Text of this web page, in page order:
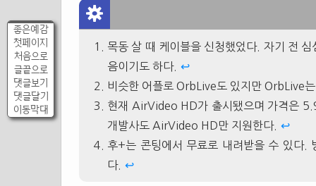
좋은예감
첫페이지
처음으로
글끝으로
댓글보기
댓글달기
이동막대
목동 살 때 케이블을 신청했었다. 자기 전
음이기도 하다. ↩
비슷한 어플로 OrbLive도 있지만 OrbLive
현재 AirVideo HD가 출시됐으며 가격은
개발사도 AirVideo HD만 지원한다. ↩
후+는 콘팅에서 무료로 내려받을 수 있다.
다. ↩